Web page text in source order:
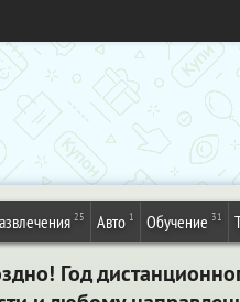
25 Авто 1 Обучение 31
Год